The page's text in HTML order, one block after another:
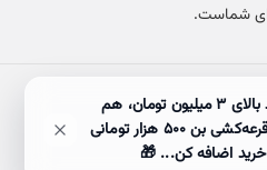
شماست.
🎉 حراج ۵۰٪ آخر هفته! با خرید بالای 3 میلیون تومان، هم
ارسالت رایگان میشه، هم وارد قرعه‌کشی بن ۵۰۰ هزار تومانی
اضافه کن... 🎁